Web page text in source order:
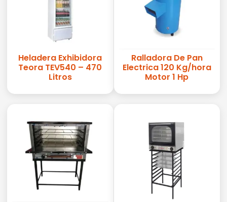
Heladera Exhibidora
Teora TEV540 – 470
Litros
Ralladora De Pan
Electrica 120 Kg/hora
Motor 1 Hp